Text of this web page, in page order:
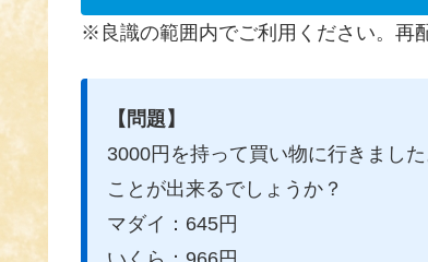
※良識の範囲内でご利用ください。再
【問題】
3000円を持って買い物に行きまし
ことが出来るでしょうか？
マダイ：645円